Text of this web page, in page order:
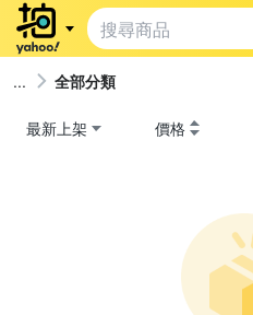
全部分類
最新上架 價格